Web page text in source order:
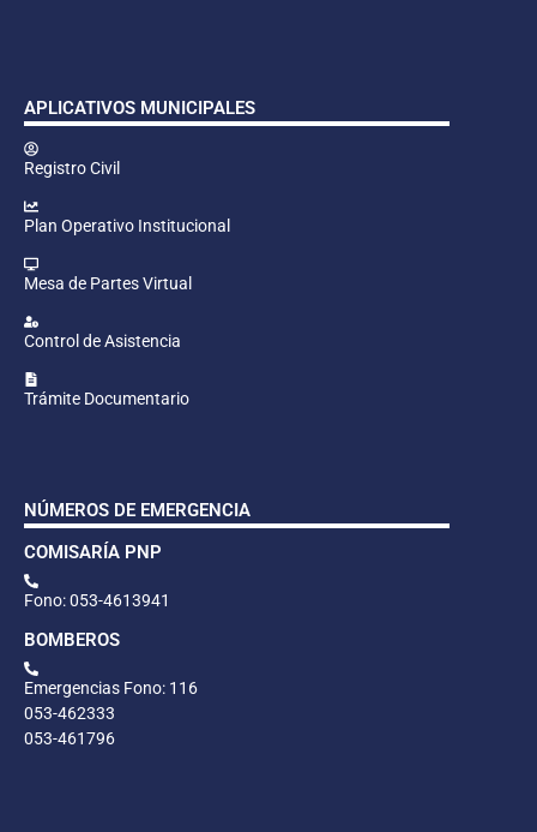
APLICATIVOS MUNICIPALES
Registro Civil
Plan Operativo Institucional
Mesa de Partes Virtual
Control de Asistencia
Trámite Documentario
NÚMEROS DE EMERGENCIA
COMISARÍA PNP
Fono: 053-4613941
BOMBEROS
Emergencias Fono: 116
053-462333
053-461796